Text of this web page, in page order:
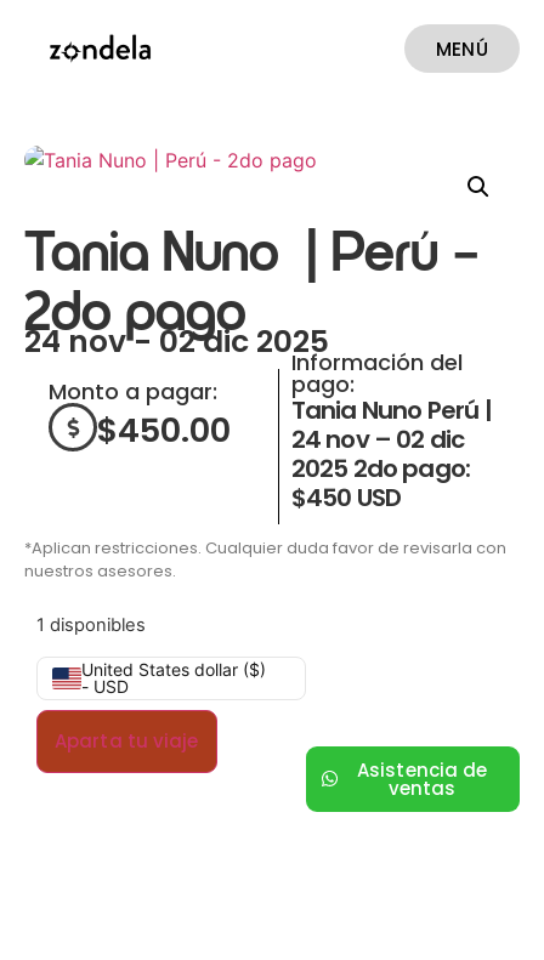
MENÚ
Tania Nuno | Perú –
2do pago
24 nov - 02 dic 2025
Monto a pagar:
$450.00
Información del
pago:
Tania Nuno Perú |
24 nov – 02 dic
2025 2do pago:
$450 USD
*Aplican restricciones. Cualquier duda favor de revisarla con
nuestros asesores.
1 disponibles
United States dollar ($)
- USD
Aparta tu viaje
Asistencia de
ventas